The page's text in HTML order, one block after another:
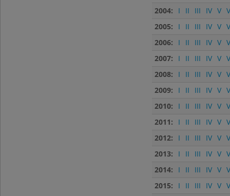
2004:
I II III IV V
2005:
I II III IV V
2006:
I II III IV V
2007:
I II III IV V
2008:
I II III IV V
2009:
I II III IV V
2010:
I II III IV V
2011:
I II III IV V
2012:
I II III IV V
2013:
I II III IV V
2014:
I II III IV V
2015:
I II III IV V